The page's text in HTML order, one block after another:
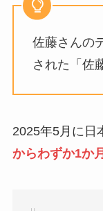
佐藤さんの
された「佐
2025年5月に日
からわずか1か